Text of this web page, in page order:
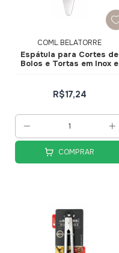
COML BELATORRE
Espátula para Cortes de
Bolos e Tortas em Inox e
R$17,24
COMPRAR